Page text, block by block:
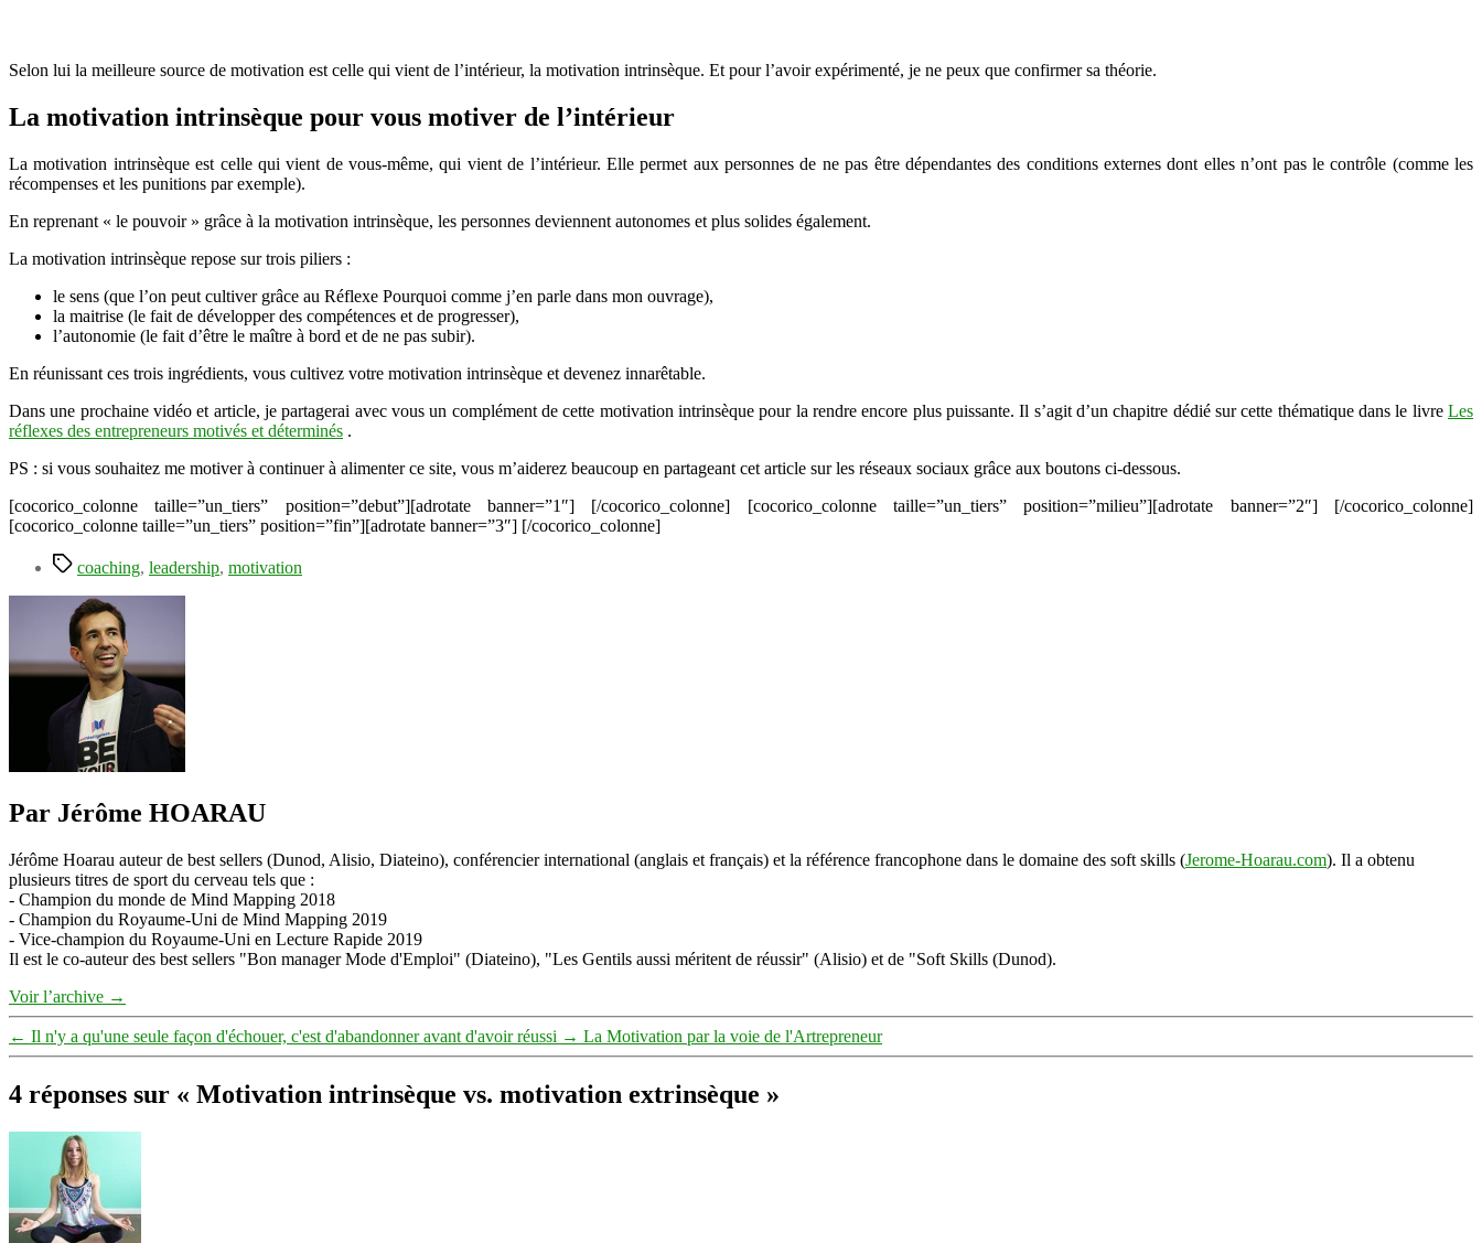
Selon lui la meilleure source de motivation est celle qui vient de l’intérieur, la motivation intrinsèque. Et pour l’avoir expérimenté, je ne peux que confirmer sa théorie.
La motivation intrinsèque pour vous motiver de l’intérieur
La motivation intrinsèque est celle qui vient de vous-même, qui vient de l’intérieur. Elle permet aux personnes de ne pas être dépendantes des conditions externes dont elles n’ont pas le contrôle (comme les
récompenses et les punitions par exemple).
En reprenant « le pouvoir » grâce à la motivation intrinsèque, les personnes deviennent autonomes et plus solides également.
La motivation intrinsèque repose sur trois piliers :
le sens (que l’on peut cultiver grâce au Réflexe Pourquoi comme j’en parle dans mon ouvrage),
la maitrise (le fait de développer des compétences et de progresser),
l’autonomie (le fait d’être le maître à bord et de ne pas subir).
En réunissant ces trois ingrédients, vous cultivez votre motivation intrinsèque et devenez innarêtable.
Dans une prochaine vidéo et article, je partagerai avec vous un complément de cette motivation intrinsèque pour la rendre encore plus puissante. Il s’agit d’un chapitre dédié sur cette thématique dans le livre Les
réflexes des entrepreneurs motivés et déterminés .
PS : si vous souhaitez me motiver à continuer à alimenter ce site, vous m’aiderez beaucoup en partageant cet article sur les réseaux sociaux grâce aux boutons ci-dessous.
[cocorico_colonne taille=”un_tiers” position=”debut”][adrotate banner=”1″] [/cocorico_colonne] [cocorico_colonne taille=”un_tiers” position=”milieu”][adrotate banner=”2″] [/cocorico_colonne]
[cocorico_colonne taille=”un_tiers” position=”fin”][adrotate banner=”3″] [/cocorico_colonne]
Étiquettes
coaching, leadership, motivation
Par Jérôme HOARAU
Jérôme Hoarau auteur de best sellers (Dunod, Alisio, Diateino), conférencier international (anglais et français) et la référence francophone dans le domaine des soft skills (Jerome-Hoarau.com). Il a obtenu
plusieurs titres de sport du cerveau tels que :
- Champion du monde de Mind Mapping 2018
- Champion du Royaume-Uni de Mind Mapping 2019
- Vice-champion du Royaume-Uni en Lecture Rapide 2019
Il est le co-auteur des best sellers "Bon manager Mode d'Emploi" (Diateino), "Les Gentils aussi méritent de réussir" (Alisio) et de "Soft Skills (Dunod).
Voir l’archive →
← Il n'y a qu'une seule façon d'échouer, c'est d'abandonner avant d'avoir réussi → La Motivation par la voie de l'Artrepreneur
4 réponses sur « Motivation intrinsèque vs. motivation extrinsèque »